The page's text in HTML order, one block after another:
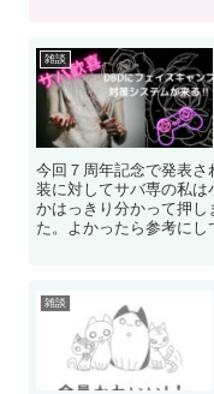
雑談
今回７周年記念で発表
装に対してサバ専の私
かはっきり分かって押し
た。よかったら参考にし
雑談